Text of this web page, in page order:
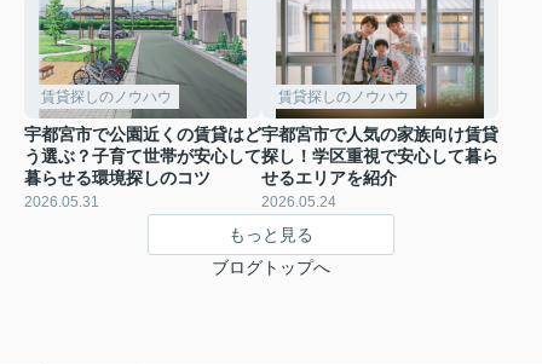
賃貸探しのノウハウ
宇都宮市で公園近くの賃貸はど
う選ぶ？子育て世帯が安心して
暮らせる環境探しのコツ
2026.05.31
賃貸探しのノウハウ
宇都宮市で人気の家族向け賃貸
探し！学区重視で安心して暮ら
せるエリアを紹介
2026.05.24
もっと見る
ブログトップへ